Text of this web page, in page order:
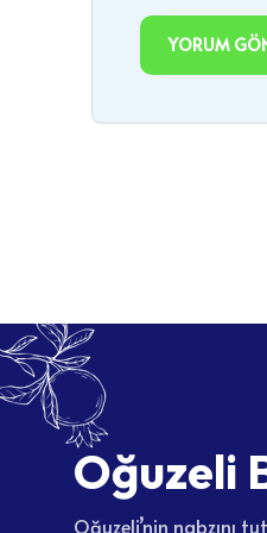
YORUM
Oğuzeli
Oğuzeli’nin nabzını